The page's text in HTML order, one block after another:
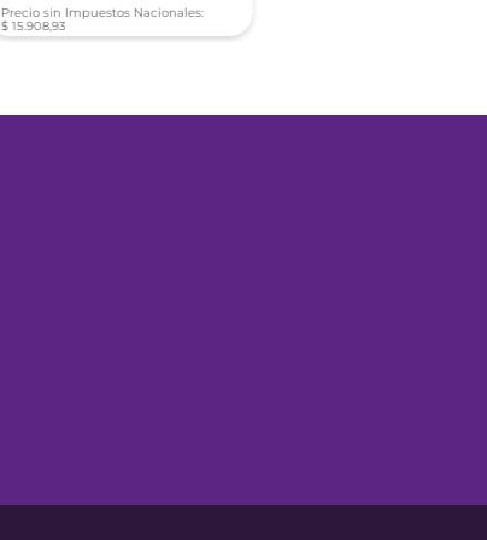
Precio sin Impuestos Nacionales:
$ 15.908,93